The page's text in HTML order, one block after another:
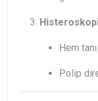
Hem
Polip